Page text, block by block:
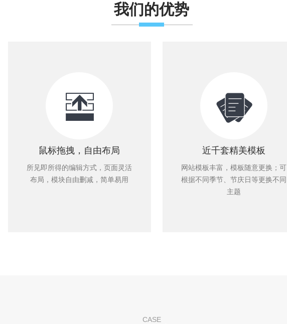
我们的优势
鼠标拖拽，自由布局
所见即所得的编辑方式，页面灵活
布局，模块自由删减，简单易用
近千套精美模板
网站模板丰富，模板随意更换；可
根据不同季节、节庆日等更换不同
主题
CASE